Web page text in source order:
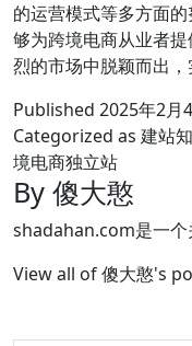
的运营模式等多方面
够为跨境电商从业者
烈的市场中脱颖而出，
Published 2025年2月
Categorized as 建站
境电商独立站
By 傻大憨
shadahan.com是一个
View all of 傻大憨's